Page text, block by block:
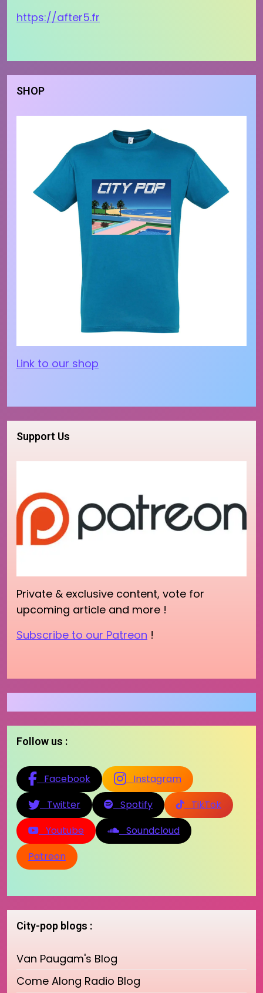
https://after5.fr
SHOP
Link to our shop
Support Us
Private & exclusive content, vote for
upcoming article and more !
Subscribe to our Patreon !
Follow us :
Facebook
Instagram
Twitter
Spotify
TikTok
Youtube
Soundcloud
Patreon
City-pop blogs :
Van Paugam's Blog
Come Along Radio Blog